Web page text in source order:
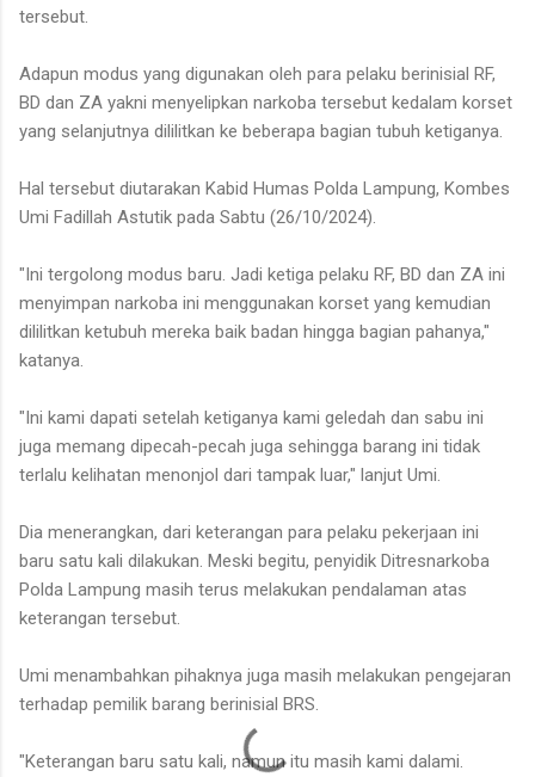
tersebut.
Adapun modus yang digunakan oleh para pelaku berinisial RF,
BD dan ZA yakni menyelipkan narkoba tersebut kedalam korset
yang selanjutnya dililitkan ke beberapa bagian tubuh ketiganya.
Hal tersebut diutarakan Kabid Humas Polda Lampung, Kombes
Umi Fadillah Astutik pada Sabtu (26/10/2024).
"Ini tergolong modus baru. Jadi ketiga pelaku RF, BD dan ZA ini
menyimpan narkoba ini menggunakan korset yang kemudian
dililitkan ketubuh mereka baik badan hingga bagian pahanya,"
katanya.
"Ini kami dapati setelah ketiganya kami geledah dan sabu ini
juga memang dipecah-pecah juga sehingga barang ini tidak
terlalu kelihatan menonjol dari tampak luar," lanjut Umi.
Dia menerangkan, dari keterangan para pelaku pekerjaan ini
baru satu kali dilakukan. Meski begitu, penyidik Ditresnarkoba
Polda Lampung masih terus melakukan pendalaman atas
keterangan tersebut.
Umi menambahkan pihaknya juga masih melakukan pengejaran
terhadap pemilik barang berinisial BRS.
"Keterangan baru satu kali, namun itu masih kami dalami.